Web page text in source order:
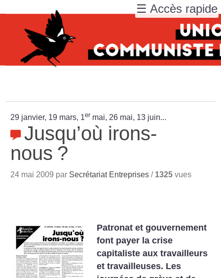
29 janvier, 19 mars, 1er mai, 26 mai, 13 juin...
Jusqu’où irons-
nous ?
24 mai 2009 par Secrétariat Entreprises / 1325 vues
Patronat et gouvernement
font payer la crise
capitaliste aux travailleurs
et travailleuses. Les
☰ Accès rapide